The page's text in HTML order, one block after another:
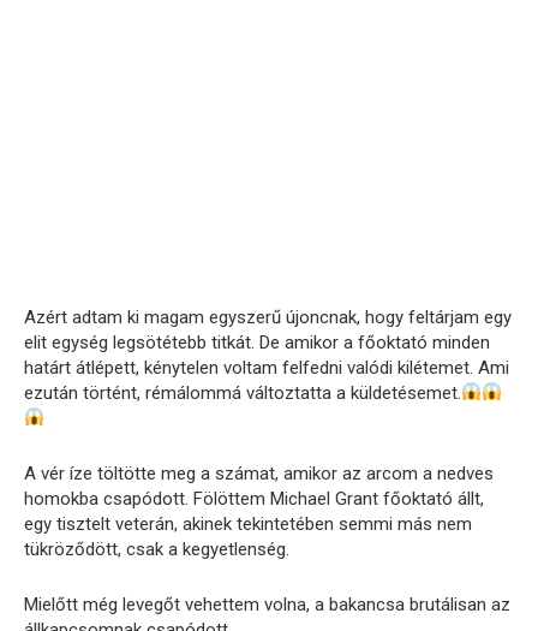
Azért adtam ki magam egyszerű újoncnak, hogy feltárjam egy
elit egység legsötétebb titkát. De amikor a főoktató minden
határt átlépett, kénytelen voltam felfedni valódi kilétemet. Ami
ezután történt, rémálommá változtatta a küldetésemet.
A vér íze töltötte meg a számat, amikor az arcom a nedves
homokba csapódott. Fölöttem Michael Grant főoktató állt,
egy tisztelt veterán, akinek tekintetében semmi más nem
tükröződött, csak a kegyetlenség.
Mielőtt még levegőt vehettem volna, a bakancsa brutálisan az